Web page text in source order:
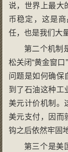
说，世界上最大
币稳定，这是
任，也是我们大
第二个机制
松关闭“黄金窗
问题是如何确保
到了石油这种工
美元计价机制。
美元支付，因而
钩之后依然牢固
第三个是美